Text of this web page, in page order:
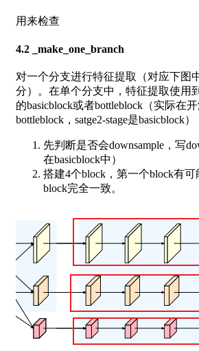
用来检查
4.2 _make_one_branch
对一个分支进行特征提取（对应下图
分）。在单个分支中，特征提取使用
的basicblock或者bottleblock（实际在
bottleblock，satge2-stage是basicblock）
先判断是否会downsample，写
在basicblock中）
搭建4个block，第一个block有
block完全一致。